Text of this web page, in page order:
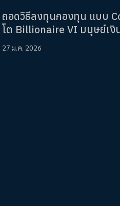
ถอดวิธีลงทุนกองทุน แบบ
โต Billionaire VI มนุษย์เงิ
27 ม.ค. 2026